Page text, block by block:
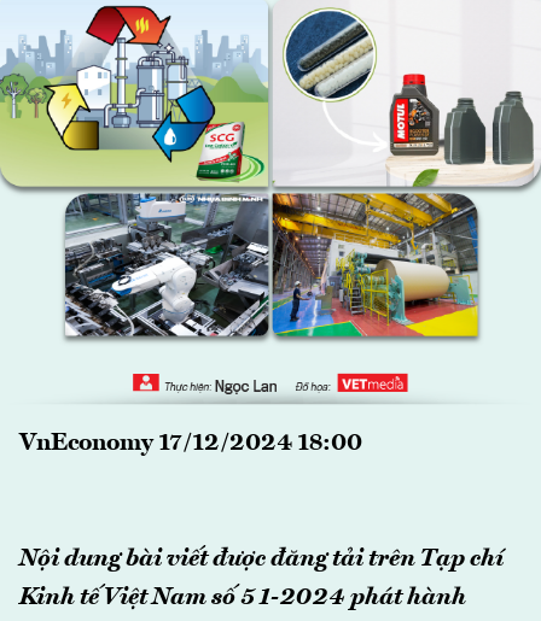
VnEconomy 17/12/2024 18:00
Nội dung bài viết được đăng tải trên Tạp chí
Kinh tế Việt Nam số 51-2024 phát hành